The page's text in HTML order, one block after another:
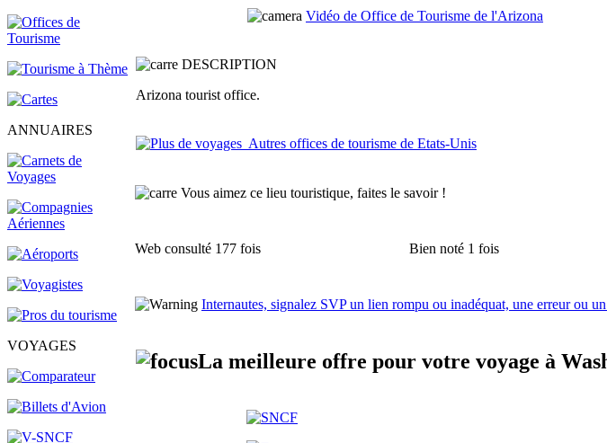
ANNUAIRES
VOYAGES
Vidéo de Office de Tourisme de l'Arizona
DESCRIPTION
Arizona tourist office.
Autres offices de tourisme de Etats-Unis
Vous aimez ce lieu touristique, faites le savoir !
Web consulté 177 fois Bien noté 1 fois
Internautes, signalez SVP un lien rompu ou inadéquat, une erreur ou
La meilleure offre pour votre voyage à